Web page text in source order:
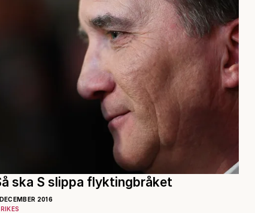
ska S slippa flyktingbråket
2016